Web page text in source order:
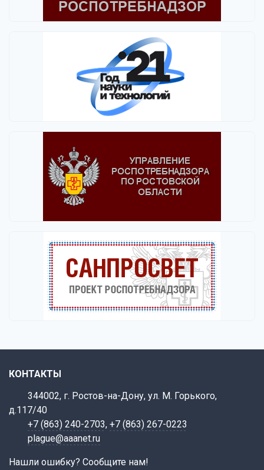
КОНТАКТЫ
344002, г. Ростов-на-Дону, ул. М. Горького,
д.117/40
+7 (863) 240-2703, +7 (863) 267-0223
plague@aaanet.ru
Нашли ошибку? Сообщите нам!